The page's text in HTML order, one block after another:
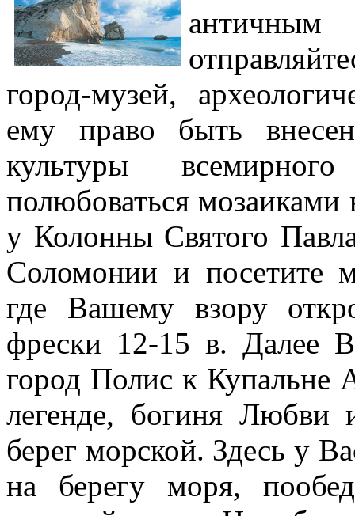
античным
город-музей,
ему право быть
культуры
полюбоваться
у Колонны Святого
Соломонии и посетите
где Вашему взору
фрески 12-15 в. Далее
город Полис к Купальне
легенде, богиня
берег морской. Здесь у
на берегу моря,